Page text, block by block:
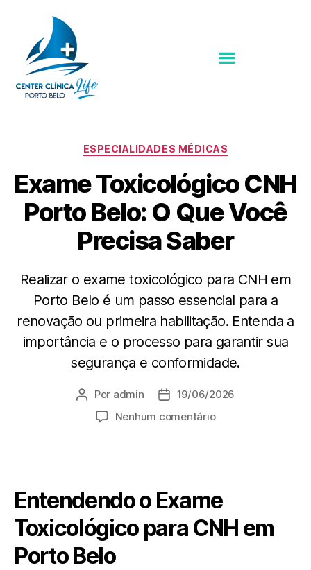
ESPECIALIDADES MÉDICAS
Exame Toxicológico CNH
Porto Belo: O Que Você
Precisa Saber
Realizar o exame toxicológico para CNH em
Porto Belo é um passo essencial para a
renovação ou primeira habilitação. Entenda a
importância e o processo para garantir sua
segurança e conformidade.
Por admin
19/06/2026
Nenhum comentário
Entendendo o Exame
Toxicológico para CNH em
Porto Belo